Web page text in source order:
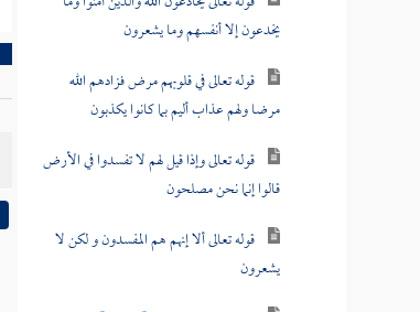
يخدعون إلا أنفسهم وما يشعرون
قوله تعالى في قلوبهم مرض فزادهم الله
مرضا ولهم عذاب أليم بما كانوا يكذبون
قوله تعالى وإذا قيل لهم لا تفسدوا في الأرض
قالوا إنما نحن مصلحون
قوله تعالى ألا إنهم هم المفسدون و لكن لا
يشعرون